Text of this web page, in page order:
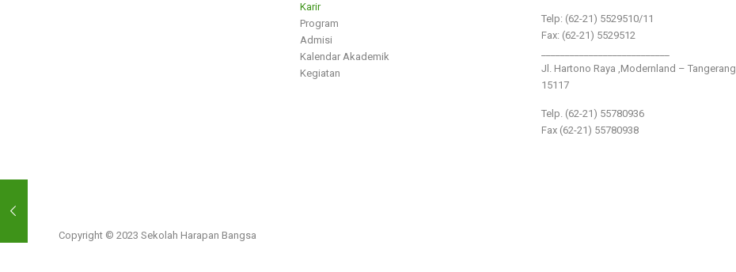
Karir
Program
Admisi
Kalendar Akademik
Kegiatan
Telp: (62-21) 5529510/11
Fax: (62-21) 5529512
Jl. Hartono Raya ,Modernland – Tangerang
15117
Telp. (62-21) 55780936
Fax (62-21) 55780938
Copyright © 2023 Sekolah Harapan Bangsa